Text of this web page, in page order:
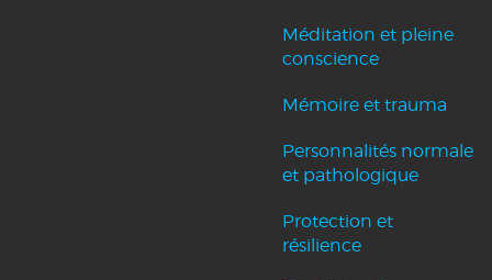
Méditation et pleine
conscience
Mémoire et trauma
Personnalités normale
et pathologique
Protection et
résilience